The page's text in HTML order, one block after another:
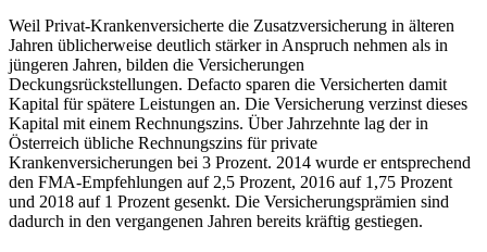
Weil Privat-Krankenversicherte die Zusatzversicherung in älteren
Jahren üblicherweise deutlich stärker in Anspruch nehmen als in
jüngeren Jahren, bilden die Versicherungen
Deckungsrückstellungen. Defacto sparen die Versicherten damit
Kapital für spätere Leistungen an. Die Versicherung verzinst dieses
Kapital mit einem Rechnungszins. Über Jahrzehnte lag der in
Österreich übliche Rechnungszins für private
Krankenversicherungen bei 3 Prozent. 2014 wurde er entsprechend
den FMA-Empfehlungen auf 2,5 Prozent, 2016 auf 1,75 Prozent
und 2018 auf 1 Prozent gesenkt. Die Versicherungsprämien sind
dadurch in den vergangenen Jahren bereits kräftig gestiegen.